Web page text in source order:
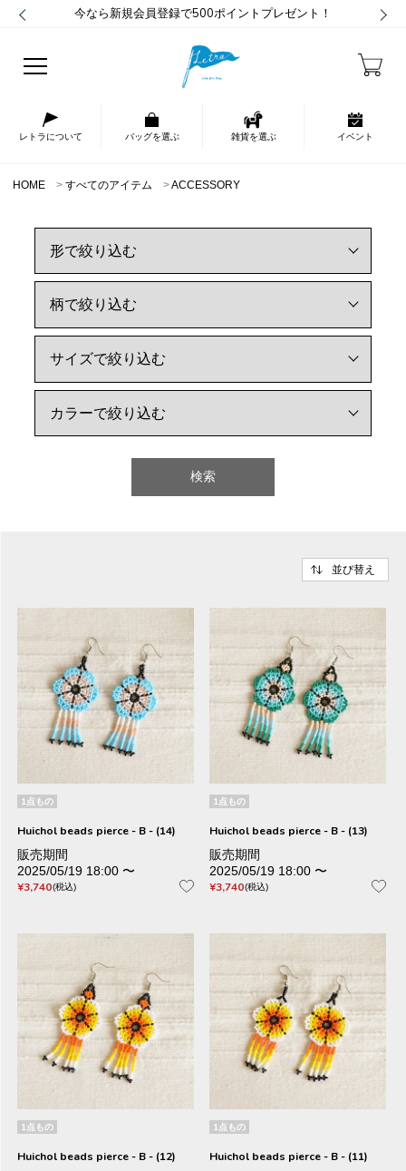
今なら新規会員登録で500ポイントプレゼント！
レトラについて バッグを選ぶ 雑貨を選ぶ イベント
HOME すべてのアイテム ACCESSORY
検索
並び替え
1点もの
Huichol beads pierce - B - (14)
販売期間
2025/05/19 18:00 〜
¥3,740 税込
1点もの
Huichol beads pierce - B - (13)
販売期間
2025/05/19 18:00 〜
¥3,740 税込
1点もの
Huichol beads pierce - B - (12)
1点もの
Huichol beads pierce - B - (11)